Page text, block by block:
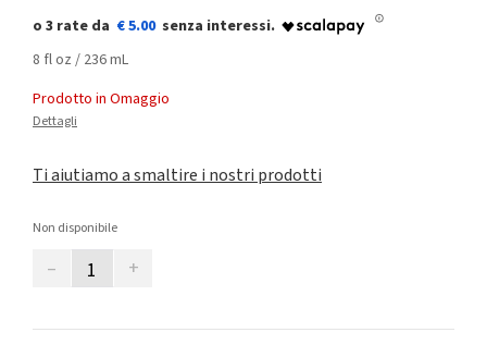
€ 5.00
8 fl oz / 236 mL
Prodotto in Omaggio
Dettagli
Ti aiutiamo a smaltire i nostri prodotti
Non disponibile
– +